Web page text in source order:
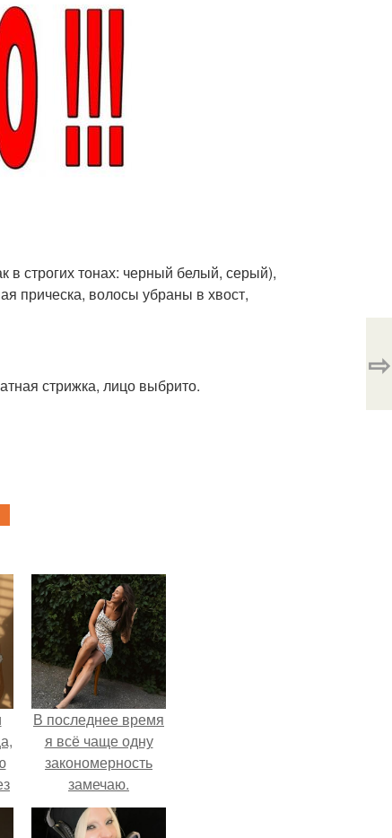
в строгих тонах: черный белый, серый),
прическа, волосы убраны в хвост,
стрижка, лицо выбрито.
⇨
В последнее время
я всё чаще одну
закономерность
замечаю.